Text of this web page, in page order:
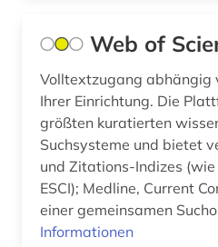
autograph (2)
Web of
Volltextzugang abhängig
Ihrer Einrichtung. Die Plattform ist eines der
größten kuratierten
Suchsysteme und bietet
und Zitations-Indizes (wie
ESCI); Medline, Current
einer gemeinsamen
Informationen